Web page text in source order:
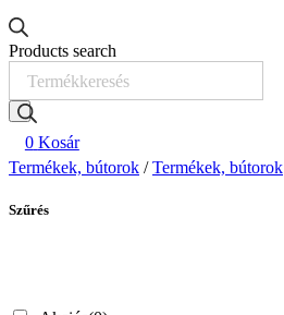
Products search
0 Kosár
Termékek, bútorok /Termékek, bútorok
Szűrés